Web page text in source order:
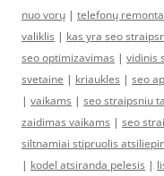
nuo vorų | telefonų
valiklis | kas yra seo
seo optimizavimas | vidinis
svetaine | kriaukles | seo
| vaikams | seo straipsniu
zaidimas vaikams | seo
siltnamiai stipruolis
| kodel atsiranda pelesis |